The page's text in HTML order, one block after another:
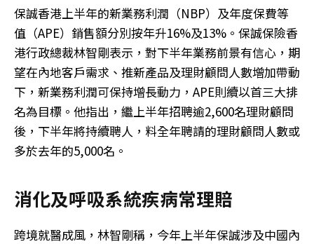
保誠香港上半年的新業務利潤（NBP）及年度保費等
值（APE）銷售額分別按年升16%及13%。保誠保險香
港行政總裁林智剛表示，對下半年業務前景有信心，期
望在內地客戶需求、推新產品及理財顧問人數增加帶動
下，新業務利潤可保持增長動力，APE則續以首三大排
名為目標。他指出，繼上半年招聘逾2,600名理財顧問
後，下半年將持續聘人，料全年聘請的理財顧問人數或
多於去年的5,000名。
消化及呼吸系統疾病常理賠
跨境就醫成風，林智剛稱，今年上半年保誠涉及中國內